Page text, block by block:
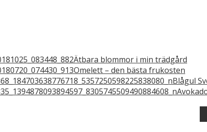
Ätbara blommor i min trädgård
Omelett – den bästa frukosten
Blågul